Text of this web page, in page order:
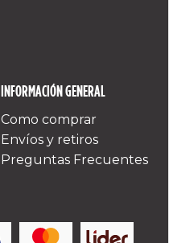
INFORMACIÓN GENERAL
Como comprar
Envíos y retiros
Preguntas Frecuentes